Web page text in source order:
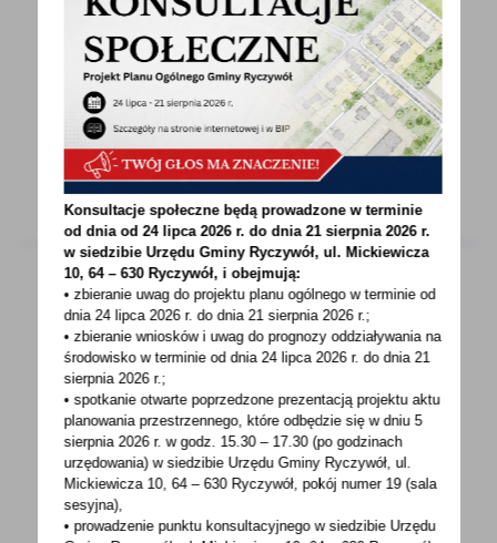
Coraz więcej seniorów posiada konto w banku.
Oddziały Zakładu Ubezpieczeń Społecznych
w Wielkopolsce...
22 - 03 - 2021
WYNIKI OTWARTYCH KONKURSÓW OFERT NA
REALIZACJĘ ZADAŃ PUBLICZNYCH W 2021
ROKU
Zadanie z obszaru działalności wspomagającej
rozwój wspólnot i społeczności lokalnych
w Gminie...
Konsultacje społeczne będą prowadzone w terminie
od dnia od 24 lipca 2026 r. do dnia 21 sierpnia 2026 r.
w siedzibie Urzędu Gminy Ryczywół, ul. Mickiewicza
10, 64 – 630 Ryczywół, i obejmują:
• zbieranie uwag do projektu planu ogólnego w terminie od
dnia 24 lipca 2026 r. do dnia 21 sierpnia 2026 r.;
• zbieranie wniosków i uwag do prognozy oddziaływania na
środowisko w terminie od dnia 24 lipca 2026 r. do dnia 21
sierpnia 2026 r.;
• spotkanie otwarte poprzedzone prezentacją projektu aktu
planowania przestrzennego, które odbędzie się w dniu 5
sierpnia 2026 r.w godz. 15.30 – 17.30 (po godzinach
urzędowania) w siedzibie Urzędu Gminy Ryczywół, ul.
Mickiewicza 10, 64 – 630 Ryczywół, pokójnumer 19 (sala
sesyjna),
• prowadzenie punktu konsultacyjnego w siedzibie Urzędu